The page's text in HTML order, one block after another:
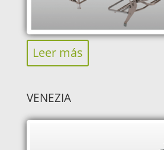
Leer más
VENEZIA